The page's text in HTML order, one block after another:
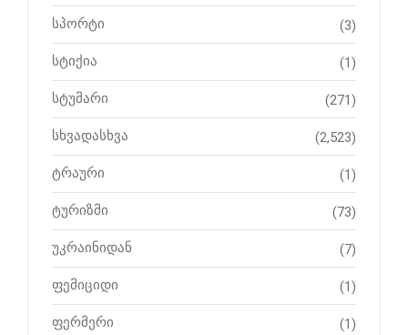
სპორტი (3)
სტიქია (1)
სტუმარი (271)
სხვადასხვა (2,523)
ტრაური (1)
ტურიზმი (73)
უკრაინიდან (7)
ფემიციდი (1)
ფერმერი (1)